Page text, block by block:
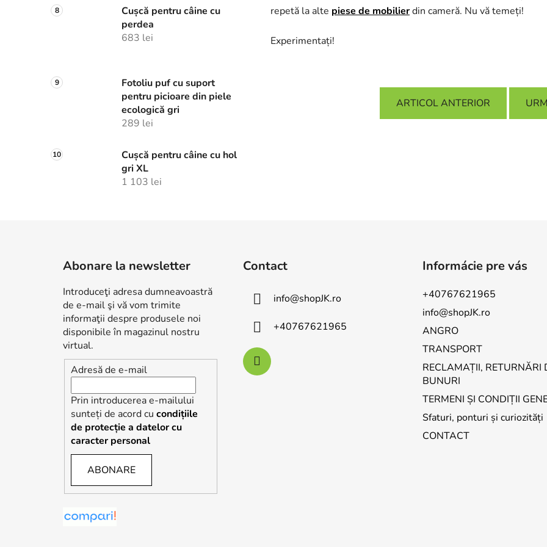
Cușcă pentru câine cu
perdea
683 lei
Fotoliu puf cu suport
pentru picioare din piele
ecologică gri
289 lei
Cușcă pentru câine cu hol
gri XL
1 103 lei
repetă la alte piese de mobilierdin cameră. Nu vă temeți!
Experimentați!
ARTICOL ANTERIOR
Abonare la newsletter
Introduceţi adresa dumneavoastră
de e-mail şi vă vom trimite
informaţii despre produsele noi
disponibile în magazinul nostru
virtual.
Adresă de e-mail
Prin introducerea e-mailului
sunteți de acord cu condițiile
de protecție a datelor cu
caracter personal
ABONARE
Contact
info@shopJK.ro
+40767621965
Informácie pre vás
+40767621965
info@shopJK.ro
ANGRO
TRANSPORT
RECLAMAȚII, RETURNĂRI
BUNURI
TERMENI ȘI CONDIȚII
Sfaturi, ponturi și curiozități
CONTACT